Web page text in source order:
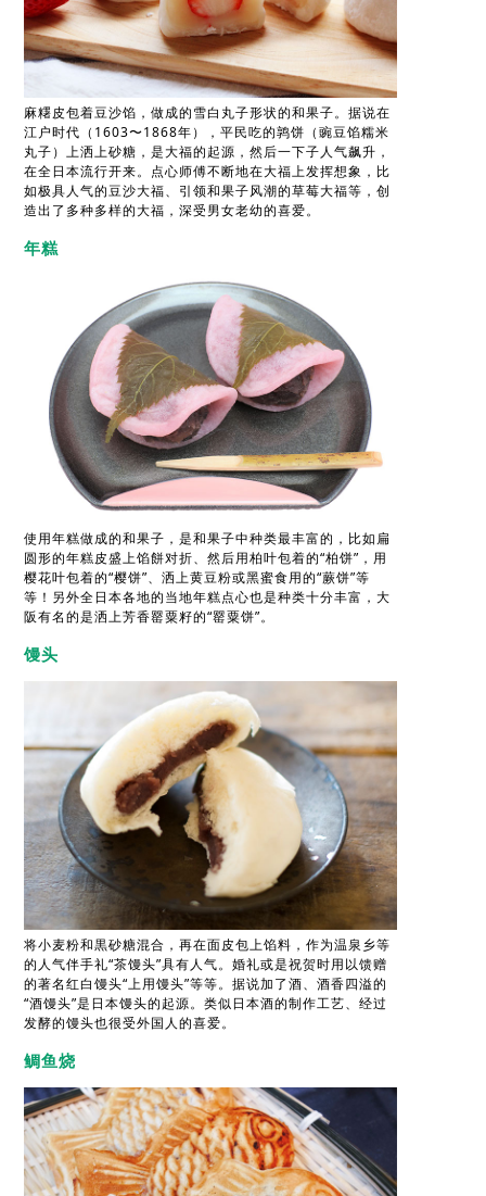
麻糬皮包着豆沙馅，做成的雪白丸子形状的和果子。据说在
江户时代（1603〜1868年），平民吃的鹑饼（豌豆馅糯米
丸子）上洒上砂糖，是大福的起源，然后一下子人气飙升，
在全日本流行开来。点心师傅不断地在大福上发挥想象，比
如极具人气的豆沙大福、引领和果子风潮的草莓大福等，创
造出了多种多样的大福，深受男女老幼的喜爱。
年糕
使用年糕做成的和果子，是和果子中种类最丰富的，比如扁
圆形的年糕皮盛上馅餅对折、然后用柏叶包着的“柏饼”，用
樱花叶包着的“樱饼”、洒上黄豆粉或黑蜜食用的“蕨饼”等
等！另外全日本各地的当地年糕点心也是种类十分丰富，大
阪有名的是洒上芳香罂粟籽的“罂粟饼”。
馒头
将小麦粉和黒砂糖混合，再在面皮包上馅料，作为温泉乡等
的人气伴手礼“茶馒头”具有人气。婚礼或是祝贺时用以馈赠
的著名红白馒头“上用馒头”等等。据说加了酒、酒香四溢的
“酒馒头”是日本馒头的起源。类似日本酒的制作工艺、经过
发酵的馒头也很受外国人的喜爱。
鲷鱼烧